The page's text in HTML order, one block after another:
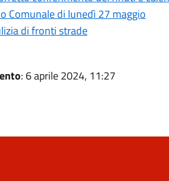
Comunale di lunedì 27 maggio
di fronti strade
: 6 aprile 2024, 11:27